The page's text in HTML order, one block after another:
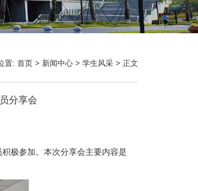
置:首页 > 新闻中心 >学生风采 > 正文
分享会
极参加。本次分享会主要内容是